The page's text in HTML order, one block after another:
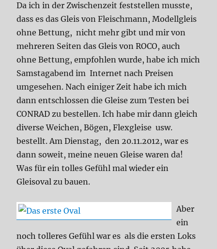
Da ich in der Zwischenzeit feststellen musste,
dass es das Gleis von Fleischmann, Modellgleis
ohne Bettung, nicht mehr gibt und mir von
mehreren Seiten das Gleis von ROCO, auch
ohne Bettung, empfohlen wurde, habe ich mich
Samstagabend im Internet nach Preisen
umgesehen. Nach einiger Zeit habe ich mich
dann entschlossen die Gleise zum Testen bei
CONRAD zu bestellen. Ich habe mir dann gleich
diverse Weichen, Bögen, Flexgleise usw.
bestellt. Am Dienstag, den 20.11.2012, war es
dann soweit, meine neuen Gleise waren da!
Was für ein tolles Gefühl mal wieder ein
Gleisoval zu bauen.
Aber
ein
noch tolleres Gefühl war es als die ersten Loks